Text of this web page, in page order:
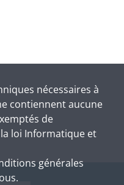
nécessaires à
contiennent aucune
de
loi Informatique et
générales